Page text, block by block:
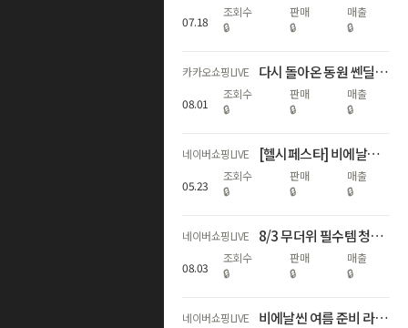
07.18
조회수
🔒
판매
🔒
매출
🔒
카카오쇼핑LIVE 다시 돌아온 동원 쎈딜라이브 순우유빵 핫도그 최초 공개
08.01
조회수
🔒
판매
🔒
매출
🔒
네이버쇼핑LIVE [헬시페스타] 비에날씬 67% 할인 라이브 💚
05.23
조회수
🔒
판매
🔒
매출
🔒
네이버쇼핑LIVE 8/3 무더위 필수템 청량 인기음료 특집! 1탄
08.03
조회수
🔒
판매
🔒
매출
🔒
네이버쇼핑LIVE 비에날씬 여름 준비 라이브 특가 (~67%+비에날씬 1개월 증정) 💙